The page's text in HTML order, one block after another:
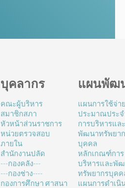
บุคลากร
คณะผู้บริหาร
สมาชิกสภา
หัวหน้าส่วนราชการ
หน่วยตรวจสอบ
ภายใน
สำนักงานปลัด
---กองคลัง---
---กองช่าง----
กองการศึกษา ศาสนา
แผนพัฒ
แผนการใช้จ่า
ประมาณประ
การบริหารแล
พัฒนาทรัพยา
บุคคล
หลักเกณฑ์การ
บริหารและพั
ทรัพยากรบุคค
แผนการดำเนิ